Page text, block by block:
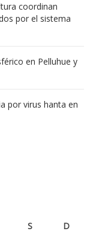
coordinan
por el sistema
en Pelluhue y
por virus hanta en
S
D